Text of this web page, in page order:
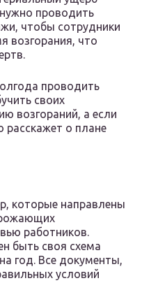
проводить
чтобы сотрудники
возгорания, что
проводить
своих
возгораний, а если
расскажет о плане
которые направлены
работников.
быть своя схема
год. Все документы,
условий